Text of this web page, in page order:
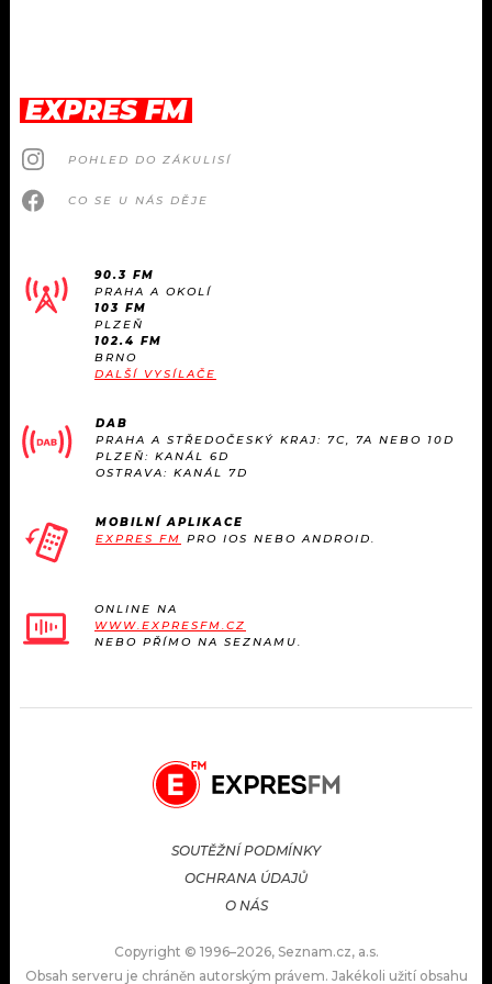
EXPRES FM
POHLED DO ZÁKULISÍ
CO SE U NÁS DĚJE
90.3 FM
PRAHA A OKOLÍ
103 FM
PLZEŇ
102.4 FM
BRNO
DALŠÍ VYSÍLAČE
DAB
PRAHA A STŘEDOČESKÝ KRAJ: 7C, 7A NEBO 10D
PLZEŇ: KANÁL 6D
OSTRAVA: KANÁL 7D
MOBILNÍ APLIKACE
EXPRES FM PRO IOS NEBO ANDROID.
ONLINE NA
WWW.EXPRESFM.CZ
NEBO PŘÍMO NA SEZNAMU.
SOUTĚŽNÍ PODMÍNKY
OCHRANA ÚDAJŮ
O NÁS
Copyright © 1996–2026, Seznam.cz, a.s.
Obsah serveru je chráněn autorským právem. Jakékoli užití obsahu